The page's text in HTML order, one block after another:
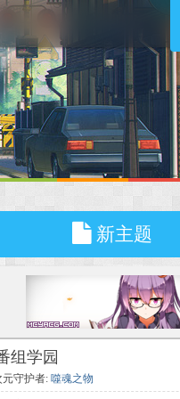
新主题
组学园
元守护者: 噬魂之物